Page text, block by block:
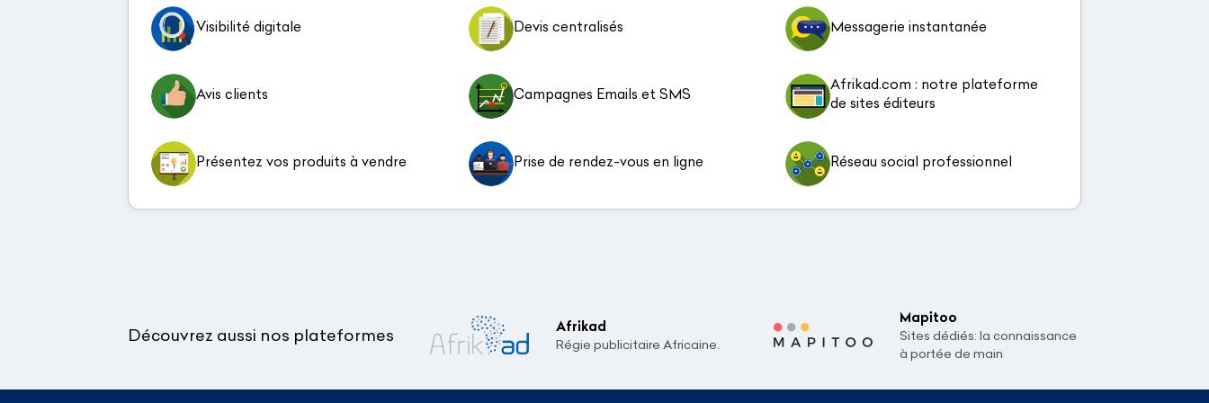
Visibilité digitale Devis centralisés Messagerie instantanée
Avis clients Campagnes Emails et SMS
Afrikad.com : notre plateforme
de sites éditeurs
Présentez vos produits à vendre Prise de rendez-vous en ligne Réseau social professionnel
Découvrez aussi nos plateformes
Afrikad
Régie publicitaire Africaine.
Mapitoo
Sites dédiés: la connaissance
à portée de main